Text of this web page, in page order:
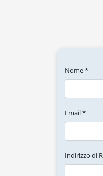
Nome *
Email *
Indirizzo di